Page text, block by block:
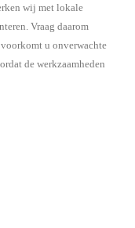
wij met lokale
Vraag daarom
u onverwachte
de werkzaamheden